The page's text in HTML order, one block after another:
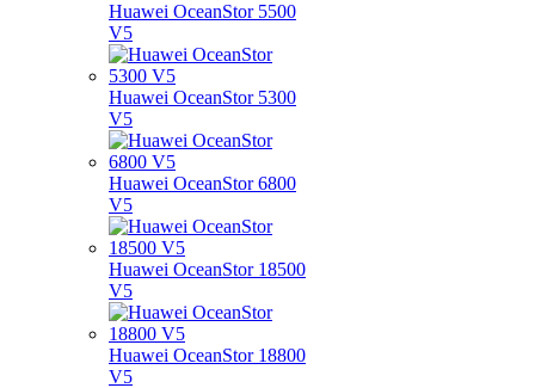
Huawei OceanStor 5500
V5
Huawei OceanStor 5300
V5
Huawei OceanStor 6800
V5
Huawei OceanStor 18500
V5
Huawei OceanStor 18800
V5